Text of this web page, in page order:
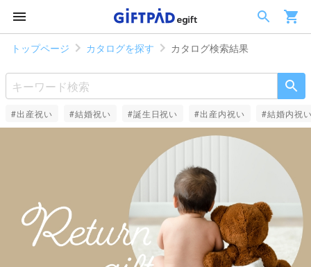
トップページ カタログを探す カタログ検索結果
#出産祝い #結婚祝い #誕生日祝い #出産内祝い #結婚内祝